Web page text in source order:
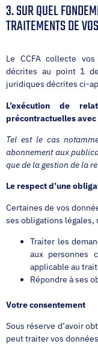
3. SUR QUEL
TRAITEMENTS DE
Le CCFA collecte
décrites au point 1
juridiques décrites ci-
L’exécution de
précontractuelles avec
Tel est le cas
abonnement aux
que de la gestion de la
Le respect d’une
Certaines de vos
ses obligations légales,
Traiter les
aux personnes
applicable au
Répondre à ses
Votre consentement
Sous réserve d’avoir
peut traiter vos